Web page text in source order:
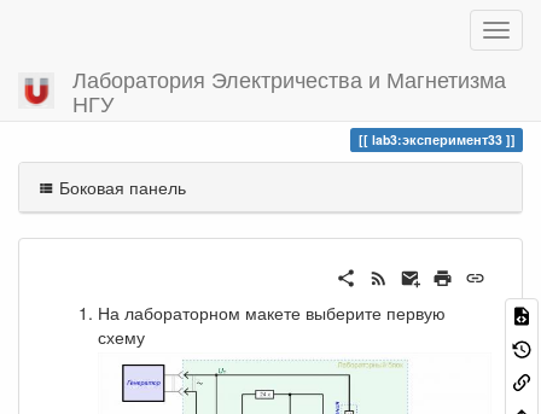
Лаборатория Электричества и Магнетизма
НГУ
Вы посетили
lab3:эксперимент33
Боковая панель
На лабораторном макете выберите первую
схему